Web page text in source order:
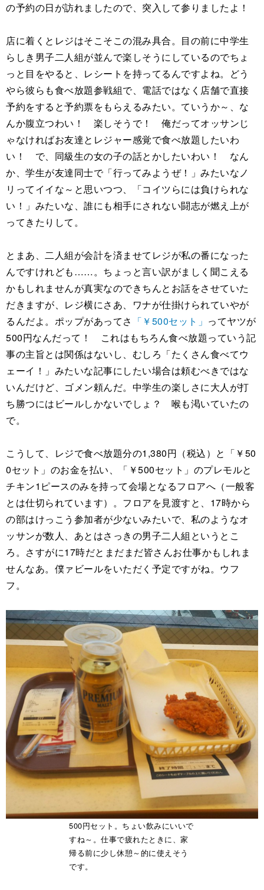
の予約の日が訪れましたので、突入して参りましたよ！
店に着くとレジはそこそこの混み具合。目の前に中学生
らしき男子二人組が並んで楽しそうにしているのでちょ
っと目をやると、レシートを持ってるんですよね。どう
やら彼らも食べ放題参戦組で、電話ではなく店舗で直接
予約をすると予約票をもらえるみたい。ていうか～、な
んか腹立つわい！ 楽しそうで！ 俺だってオッサンじ
ゃなければお友達とレジャー感覚で食べ放題したいわ
い！ で、同級生の女の子の話とかしたいわい！ なん
か、学生が友達同士で「行ってみようぜ！」みたいなノ
リってイイな～と思いつつ、「コイツらには負けられな
い！」みたいな、誰にも相手にされない闘志が燃え上が
ってきたりして。
とまあ、二人組が会計を済ませてレジが私の番になった
んですけれども……。ちょっと言い訳がましく聞こえる
かもしれませんが真実なのできちんとお話をさせていた
だきますが、レジ横にさあ、ワナが仕掛けられていやが
るんだよ。ポップがあってさ 「￥500セット」 ってヤツが
500円なんだって！ これはもちろん食べ放題っていう記
事の主旨とは関係はないし、むしろ「たくさん食べてウ
ェーイ！」みたいな記事にしたい場合は頼むべきではな
いんだけど、ゴメン頼んだ。中学生の楽しさに大人が打
ち勝つにはビールしかないでしょ？ 喉も渇いていたの
で。
こうして、レジで食べ放題分の1,380円（税込）と「￥50
0セット」のお金を払い、「￥500セット」のプレモルと
チキン1ピースのみを持って会場となるフロアへ（一般客
とは仕切られています）。フロアを見渡すと、17時から
の部はけっこう参加者が少ないみたいで、私のようなオ
ッサンが数人、あとはさっきの男子二人組というとこ
ろ。さすがに17時だとまだまだ皆さんお仕事かもしれま
せんなあ。僕ァビールをいただく予定ですがね。ウフ
フ。
500円セット。ちょい飲みにいいで
すね～。仕事で疲れたときに、家
帰る前に少し休憩～的に使えそう
です。